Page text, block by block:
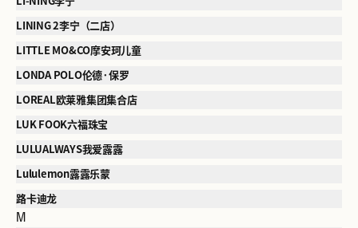
LINING 2李宁（二店）
LITTLE MO&CO摩安珂儿童
LONDA POLO伦德·保罗
LOREAL欧莱雅集团集合店
LUK FOOK六福珠宝
LULUALWAYS我爱露露
Lululemon露露乐蒙
路卡迪龙
M